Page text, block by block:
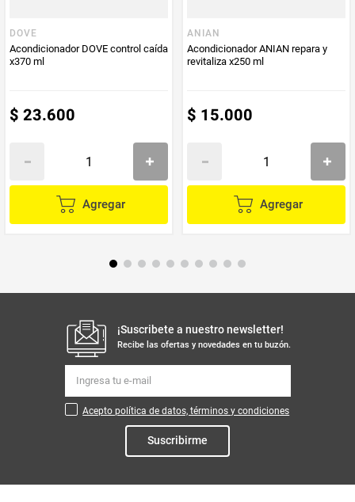
DOVE
Acondicionador DOVE control caída
x370 ml
$ 23.600
Agregar
ANIAN
Acondicionador ANIAN repara y
revitaliza x250 ml
$ 15.000
Agregar
¡Suscribete a nuestro newsletter!
Recibe las ofertas y novedades en tu buzón.
Acepto política de datos, términos y condiciones
Suscribirme